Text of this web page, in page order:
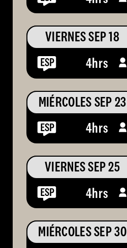
VIERNES SEP 18
4hrs
MIÉRCOLES SEP 23
4hrs
VIERNES SEP 25
4hrs
MIÉRCOLES SEP 30